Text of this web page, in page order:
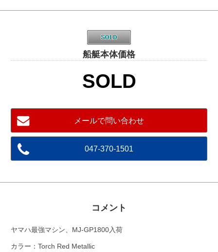
船艇本体価格
SOLD
メールで問い合わせ
047-370-1501
コメント
ヤマハ最強マシン、MJ-GP1800入荷
カラー：Torch Red Metallic